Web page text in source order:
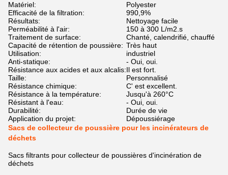
Matériel:
Polyester
Efficacité de la filtration:
990,9%
Résultats:
Nettoyage facile
Perméabilité à l'air:
150 à 300 L/m2.s
Traitement de surface:
Chanté, calendrifié, chauffé
Capacité de rétention de poussière: Très haut
Utilisation:
industriel
Anti-statique:
- Oui, oui.
Résistance aux acides et aux alcalis:Il est fort.
Taille:
Personnalisé
Résistance chimique:
C' est excellent.
Résistance à la température:
Jusqu'à 260°C
Résistant à l'eau:
- Oui, oui.
Durabilité:
Durée de vie
Application du projet:
Dépoussiérage
Sacs de collecteur de poussière pour les incinérateurs de
déchets
Sacs filtrants pour collecteur de poussières d'incinération de
déchets